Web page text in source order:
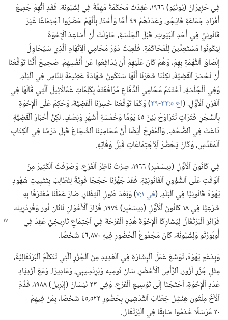
فِي حَزِيرَانَ (‏يُونْيُو)‏ ١٩٦٦،‏ عُقِدَتْ مَحْكَمَةٌ مُهِمَّةٌ فِي لِشْبُونَة.‏ فَقَدِ ٱتُّهِمَ جَمِيعُ
أَفْرَادِ جَمَاعَةِ فَايْجُو،‏ وَعَدَدُهُمْ ٤٩ أَخًا وَأُخْتًا،‏ بِأَنَّهُمْ حَضَرُوا ٱجْتِمَاعًا غَيْرَ
قَانُونِيٍّ فِي أَحَدِ ٱلْبُيُوتِ.‏ قَبْلَ ٱلْجَلْسَةِ،‏ حَاوَلْتُ أَنْ أُسَاعِدَ ٱلْإِخْوَةَ
لِيَكُونُوا مُسْتَعِدِّينَ لِلْمُحَاكَمَةِ.‏ فَلَعِبْتُ دَوْرَ مُحَامِي ٱلِٱتِّهَامِ ٱلَّذِي سَيُحَاوِلُ
إِلْصَاقَ ٱلتُّهْمَةِ بِهِمْ،‏ وَهُمْ كَانَ عَلَيْهِمْ أَنْ يُدَافِعُوا عَنْ أَنْفُسِهِمْ.‏ صَحِيحٌ أَنَّنَا تَوَقَّعْنَا
أَنْ نَخْسَرَ ٱلْقَضِيَّةَ،‏ لٰكِنَّنَا شَعَرْنَا أَنَّهَا سَتَكُونُ شَهَادَةً عَظِيمَةً لِلنَّاسِ فِي ٱلْبَلَدِ.‏
وَفِي ٱلْجَلْسَةِ،‏ ٱخْتَتَمَ مُحَامِي ٱلدِّفَاعِ مُرَافَعَتَهُ بِكَلِمَاتِ غَمَالَائِيلَ ٱلَّتِي قَالَهَا فِي
ٱلْقَرْنِ ٱلْأَوَّلِ.‏ (‏اع ٥:‏٣٣-‏٣٩
‏)‏ وَكَمَا تَوَقَّعْنَا خَسِرْنَا ٱلْقَضِيَّةَ،‏ وَحُكِمَ عَلَى ٱلْإِخْوَةِ
بِٱلسَّجْنِ فَتَرَاتٍ تَتَرَاوَحُ بَيْنَ ٤٥ يَوْمًا وَخَمْسَةِ أَشْهُرٍ وَنِصْفٍ.‏ لٰكِنَّ أَخْبَارَ ٱلْقَضِيَّةِ
ذَاعَتْ فِي ٱلصُّحُفِ.‏ وَٱلْمُفْرِحُ أَيْضًا أَنَّ مُحَامِيَنَا ٱلشُّجَاعَ قَبِلَ دَرْسًا فِي ٱلْكِتَابِ
ٱلْمُقَدَّسِ،‏ وَكَانَ يَحْضُرُ ٱلِٱجْتِمَاعَاتِ قَبْلَ وَفَاتِهِ.‏
فِي كَانُونَ ٱلْأَوَّلِ (‏دِيسَمْبِر)‏ ١٩٦٦،‏ صِرْتُ نَاظِرَ ٱلْفَرْعِ.‏ وَصَرَفْتُ ٱلْكَثِيرَ مِنَ
ٱلْوَقْتِ عَلَى ٱلشُّؤُونِ ٱلْقَانُونِيَّةِ.‏ فَقَدْ جَهَّزْنَا حُجَجًا قَوِيَّةً لِنُطَالِبَ بِتَثْبِيتِ شُهُودِ
يَهْوَهَ قَانُونِيًّا فِي ٱلْبَلَدِ.‏ (‏في ١:‏٧
‏)‏ وَبَعْدَ طُولِ ٱنْتِظَارٍ،‏ صَارَ عَمَلُنَا مُعْتَرَفًا بِهِ
شَرْعِيًّا فِي ١٨ كَانُونَ ٱلْأَوَّلِ (‏دِيسَمْبِر)‏ ١٩٧٤.‏ فَزَارَ ٱلْأَخَوَانِ نَاثَان نُور وَفْرِدْرِيك
فْرَانْز ٱلْبُرْتُغَالَ لِيُشَارِكَا ٱلْإِخْوَةَ هٰذِهِ ٱلْفَرْحَةَ فِي ٱجْتِمَاعٍتَارِيخِيٍّ عُقِدَ فِي
أُوبُورْتُو وَلِشْبُونَة،‏ كَانَ مَجْمُوعُ ٱلْحُضُورِ فِيهِ ٨٧٠‏,٤٦ شَخْصًا.‏
وَبِدَعْمِ يَهْوَهَ،‏ تَوَسَّعَ عَمَلُ ٱلْبِشَارَةِ فِي ٱلْعَدِيدِ مِنَ ٱلْجُزُرِ ٱلَّتِي تَتَكَلَّمُ ٱلْبُرْتُغَالِيَّةَ،‏
مِثْلِ جُزُرِ آزُور،‏ ٱلرَّأْسِ ٱلْأَخْضَرِ،‏ سَانْ تُومِيه وَبْرِنْسِيبِي،‏ وَمَادِيرَا.‏ وَمَعَ ٱزْدِيَادِ
عَدَدِ ٱلْإِخْوَةِ،‏ ٱحْتَجْنَا إِلَى تَوْسِيعِ ٱلْفَرْعِ.‏ وَفِي ٢٣ نَيْسَانَ (‏إِبْرِيل)‏ ١٩٨٨،‏ قَدَّمَ
ٱلْأَخُ مِلْتُون هِنْشِل خِطَابَ ٱلتَّدْشِينِ بِحُضُورِ ٥٢٢‏,٤٥ شَخْصًا،‏ بِمَنْ فِيهِمْ
٢٠ مُرْسَلًا خَدَمُوا سَابِقًا فِي ٱلْبُرْتُغَال.‏